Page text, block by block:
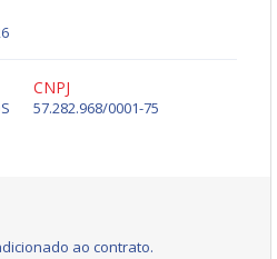
CNPJ
57.282.968/0001-75
ao contrato.